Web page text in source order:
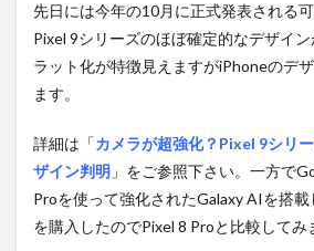
先日には今年の10月に正式発表される
Pixel 9シリーズのほぼ確定的なデザイ
ラット化が特徴見えますがiPhoneのデ
ます。
詳細は「カメラが超強化？Pixel 9シリ
ザイン判明 」をご参照下さい。一方で
Proを使って強化されたGalaxy AIを搭載
を購入したのでPixel 8 Proと比較してみ